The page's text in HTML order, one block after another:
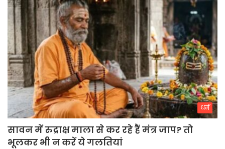
धर्म
सावन में रुद्राक्ष माला से कर रहे हैं मंत्र जाप? तो
भूलकर भी न करें ये गलतियां